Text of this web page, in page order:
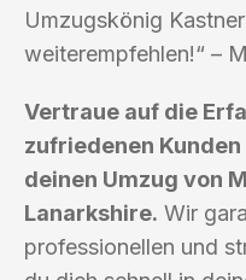
Umzugskönig
weiterempfehlen!“ –
Vertraue auf die
zufriedenen
deinen Umzug von
Lanarkshire. Wir
professionellen und